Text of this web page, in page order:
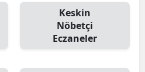
Keskin
Nöbetçi
Eczaneler